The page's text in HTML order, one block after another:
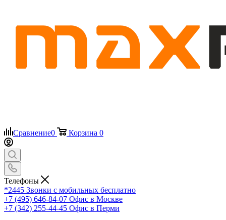
Сравнение0 Корзина 0
Телефоны
*2445 Звонки с мобильных бесплатно
+7 (495) 646-84-07 Офис в Москве
+7 (342) 255-44-45 Офис в Перми